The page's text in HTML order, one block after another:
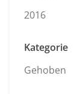
2016
Kategorie
Gehoben